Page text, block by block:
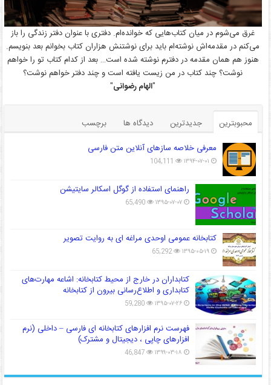
غرق می‌شوم در میان کتاب‌هایی که خوانده‌ام. دفتری با عنوان دفتر زندگی را باز
می‌کنم در مقدمه‌اش نوشته‌ام باید برای نوشتنش هزاران کتاب بخوانم بعد بنویسم.
هنوز هم همان مقدمه در دفترم نوشته شده است… بعد از کدام کتاب تو را خواهم
نوشت؟ چند کتاب در من زیست یافته است و چند دفتر خواهم نوشت؟
"الهام رضوانی"
محبوبترین جدیدترین دیدگاه ها
برچسب
معرفی خلاصه سازهای آنلاین متن فارسی
۱۳۹۴-۰۷-۰۱ 104,111
راهنمای استفاده از گوگل اسکالر سایتیشن
۱۳۹۵-۰۷-۰۷ 65,490
کتابخانه عمومی اوحدی مراغه ای به روایت تصویر
۱۳۹۵-۰۵-۱۹ 65,292
کتابداران در خارج از محیط کتابخانه: اشاعه مهارت‌های
کتابداری و اطلاع‌رسانی بیرون از کتابخانه
۱۳۹۵-۰۷-۲۶ 59,280
فهرست نرم افزارهای کتابخانه ای فارسی – داخلی (نرم
افزارهای چاپی ، دیجیتال و مشترک)
۱۳۹۹-۰۳-۱۸ 46,847